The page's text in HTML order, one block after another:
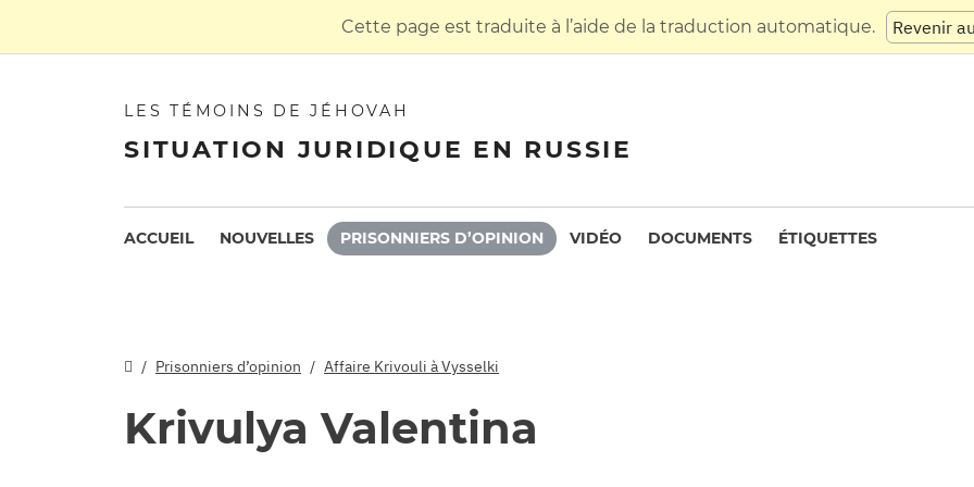
Cette page est traduite à l’aide de la traduction automatique. Revenir
LES TÉMOINS DE JÉHOVAH
SITUATION JURIDIQUE EN RUSSIE
ACCUEIL NOUVELLES PRISONNIERS D’OPINION VIDÉO DOCUMENTS ÉTIQUETTES
Prisonniers d’opinion Affaire Krivouli à Vysselki
Krivulya Valentina